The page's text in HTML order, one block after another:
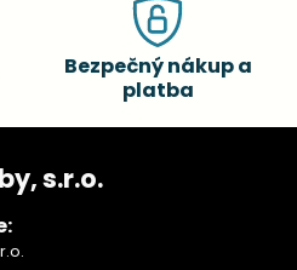
Bezpečný nákup a
platba
s.r.o.